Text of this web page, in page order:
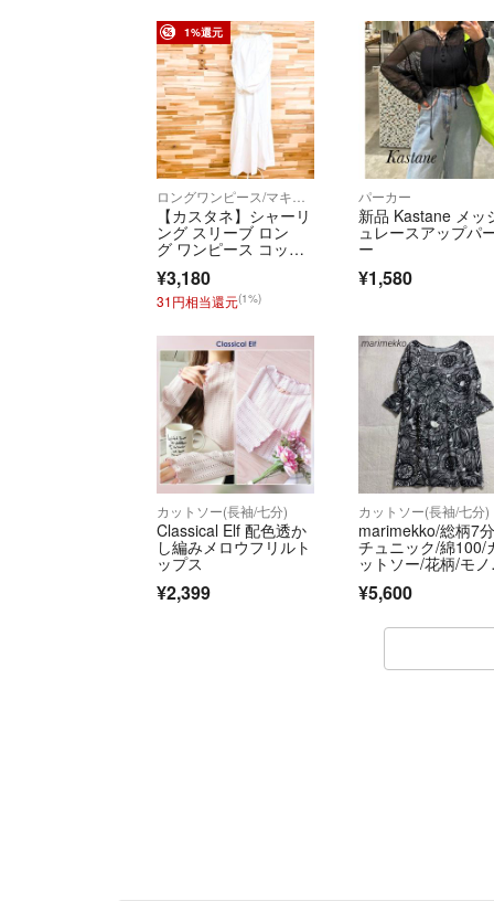
1%還元
【カスタネ】シャーリ
ング スリーブ ロン
グ ワンピース コット
¥3,180
31円相当還元(1%)
パーカー
新品 Kastane メッ
ュレースアップパ
ー
¥1,580
カットソー(長袖/七分)
Classical Elf 配色透か
し編みメロウフリルト
ップス
¥2,399
カットソー(長袖/七分)
marimekko/総柄7
チュニック/綿100/
ットソー/花柄/モノ
¥5,600